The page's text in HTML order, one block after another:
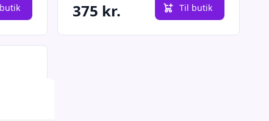
375 kr. Til butik